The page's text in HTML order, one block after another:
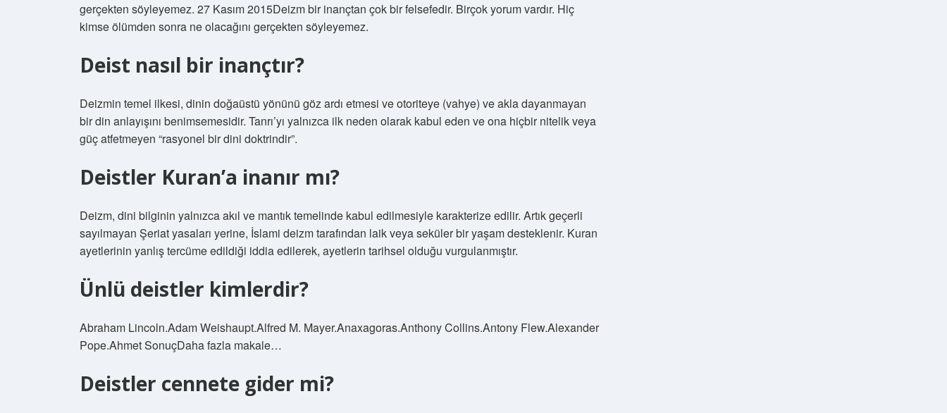
gerçekten söyleyemez. 27 Kasım 2015Deizm bir inançtan çok bir felsefedir. Birçok yorum vardır. Hiç
kimse ölümden sonra ne olacağını gerçekten söyleyemez.
Deist nasıl bir inançtır?
Deizmin temel ilkesi, dinin doğaüstü yönünü göz ardı etmesi ve otoriteye (vahye) ve akla dayanmayan
bir din anlayışını benimsemesidir. Tanrı’yı ​​yalnızca ilk neden olarak kabul eden ve ona hiçbir nitelik veya
güç atfetmeyen “rasyonel bir dini doktrindir”.
Deistler Kuran’a inanır mı?
Deizm, dini bilginin yalnızca akıl ve mantık temelinde kabul edilmesiyle karakterize edilir. Artık geçerli
sayılmayan Şeriat yasaları yerine, İslami deizm tarafından laik veya seküler bir yaşam desteklenir. Kuran
ayetlerinin yanlış tercüme edildiği iddia edilerek, ayetlerin tarihsel olduğu vurgulanmıştır.
Ünlü deistler kimlerdir?
Abraham Lincoln.Adam Weishaupt.Alfred M. Mayer.Anaxagoras.Anthony Collins.Antony Flew.Alexander
Pope.Ahmet SonuçDaha fazla makale…
Deistler cennete gider mi?